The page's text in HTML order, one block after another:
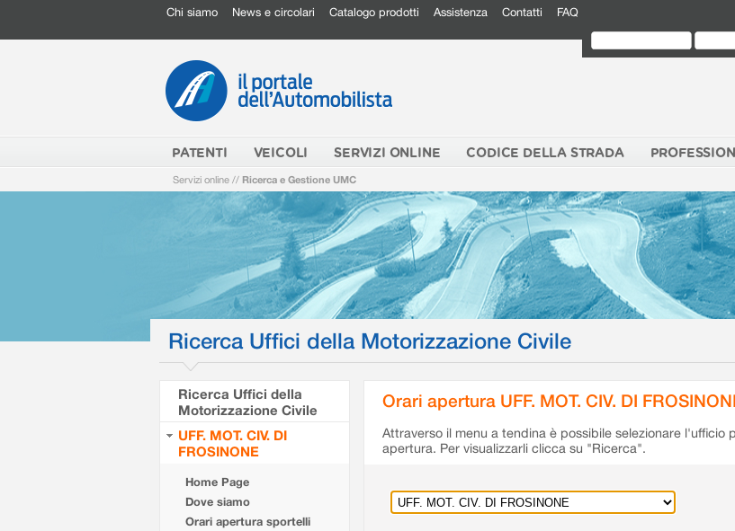
Chi siamo News e circolari Catalogo prodotti Assistenza Contatti FAQ
PATENTI VEICOLI SERVIZI ONLINE CODICE DELLA STRADA
Servizi online // Ricerca e Gestione UMC
Ricerca Uffici della Motorizzazione Civile
Ricerca Uffici della
Motorizzazione Civile
UFF. MOT. CIV. DI
FROSINONE
Home Page
Dove siamo
Orari apertura sportelli
Orari apertura UFF. MOT. CIV. DI
Attraverso il menu a tendina è possibile selezionare l'ufficio
apertura. Per visualizzarli clicca su "Ricerca".